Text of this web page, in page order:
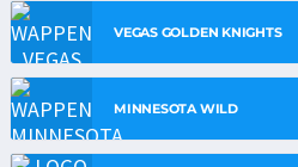
VEGAS GOLDEN KNIGHTS
MINNESOTA WILD